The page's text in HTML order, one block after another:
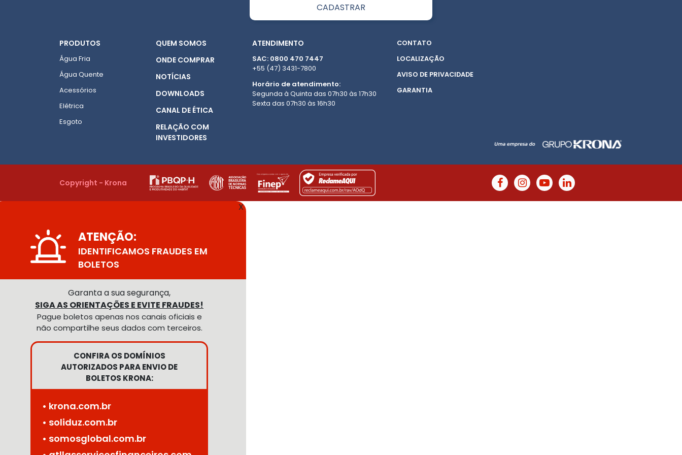
PRODUTOS
Água Fria
Água Quente
Acessórios
Elétrica
Esgoto
QUEM SOMOS
ONDE COMPRAR
NOTÍCIAS
DOWNLOADS
CANAL DE ÉTICA
RELAÇÃO COM
INVESTIDORES
ATENDIMENTO
SAC: 0800 470 7447
+55 (47) 3431-7800
Horário de atendimento:
Segunda à Quinta das 07h30 às 17h30
Sexta das 07h30 às 16h30
CONTATO
LOCALIZAÇÃO
AVISO DE PRIVACIDADE
GARANTIA
Copyright - Krona
X
ATENÇÃO:
IDENTIFICAMOS FRAUDES EM
BOLETOS
Garanta a sua segurança,
SIGA AS ORIENTAÇÕES E EVITE FRAUDES!
Pague boletos apenas nos canais oficiais e
não compartilhe seus dados com terceiros.
CONFIRA OS DOMÍNIOS
AUTORIZADOS PARA ENVIO DE
BOLETOS KRONA:
• krona.com.br
• soliduz.com.br
• somosglobal.com.br